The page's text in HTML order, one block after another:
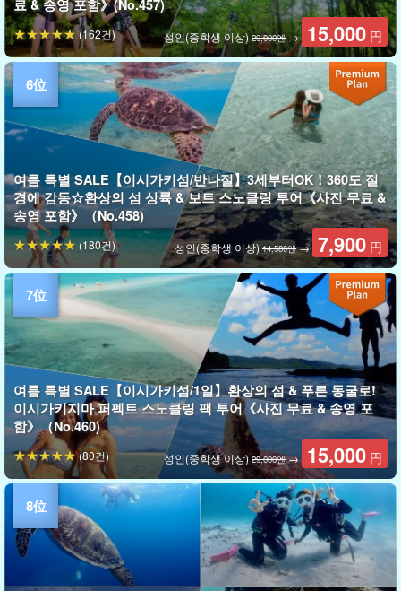
료 & 송영 포함》(No.457)
성인(중학생 이상)29,000엔→ 15,000 円
(162건)
여름 특별 SALE【이시가키섬/반나절】3세부터OK！360도 절
경에 감동☆환상의 섬 상륙 & 보트 스노클링 투어《사진 무료 &
송영 포함》（No.458)
성인(중학생 이상) 14,500엔→ 7,900 円
(180건)
여름 특별 SALE【이시가키섬/1일】환상의 섬 & 푸른 동굴로!
이시가키지마 퍼펙트 스노클링 팩 투어《사진 무료 & 송영 포
함》（No.460)
성인(중학생 이상)29,000엔→ 15,000 円
(80건)